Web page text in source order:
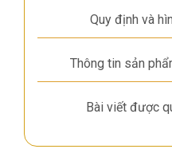
Quy định và
Thông tin sản
Bài viết được